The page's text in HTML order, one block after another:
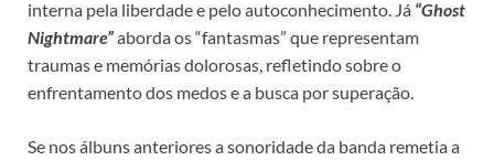
interna pela liberdade e pelo autoconhecimento. Já “Ghost
Nightmare”aborda os “fantasmas” que representam
traumas e memórias dolorosas, refletindo sobre o
enfrentamento dos medos e a busca por superação.​
Se nos álbuns anteriores a sonoridade da banda remetia a